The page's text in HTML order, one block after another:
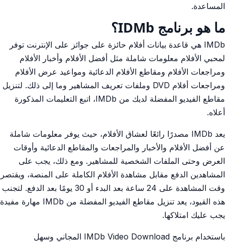
المساعدة.
ما هو برنامج IDMb؟
IMDb هي قاعدة بيانات أفلام حائزة على جوائز على الإنترنت توفر
لمحبي الأفلام معلومات شاملة مثل أفضل الأفلام وأخبار الأفلام
ومراجعات الأفلام ومقاطع الأفلام الدعائية ومواعيد عرض الأفلام
ومراجعات أفلام DVD وملفات تعريف المشاهير وما إلى ذلك. لتنزيل
مقاطع الفيديو المفضلة لديك من IMDb، اتبع التعليمات المذكورة
أعلاه.
يعد IMDb مصدرًا رائعًا لعشاق الأفلام، حيث يوفر معلومات شاملة
عن أفضل الأفلام والأخبار والمراجعات والمقاطع الدعائية وأوقات
العرض وحتى الملفات الشخصية للمشاهير. ومع ذلك، يجب على
المشاهدين الدفع مقابل مشاهدة الأفلام الكاملة على المنصة، ويقتصر
وقت المشاهدة على 24 ساعة بعد البدء أو 30 يومًا بعد الدفع. لتجنب
هذه القيود، يعد تنزيل مقاطع الفيديو المفضلة من IMDb مهارة مفيدة
يجب عليك امتلاكها.
باستخدام برنامج IMDb Video Download المجاني وسهل